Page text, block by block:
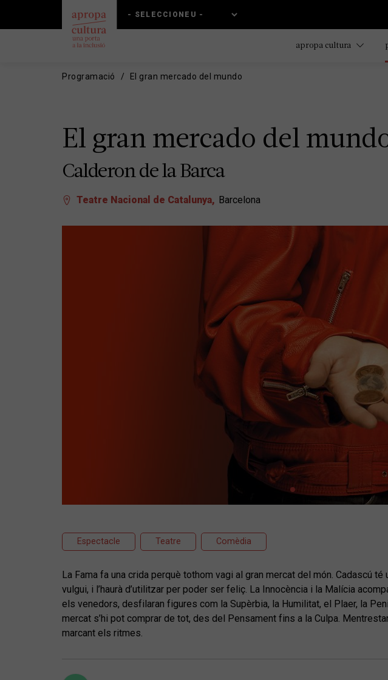
contingut
main
apropa cultura
Programació El gran mercado del mundo
El gran mercado del
Calderon de la Barca
Teatre Nacional de Catalunya Barcelona
Espectacle Teatre Comèdia
La Fama fa una crida perquè tothom vagi al gran mercat del món. Cadascú
vulgui, i l’haurà d’utilitzar per poder ser feliç. La Innocència i la Malícia
els venedors, desfilaran figures com la Supèrbia, la Humilitat, el Plaer, la
mercat s’hi pot comprar de tot, des del Pensament fins a la Culpa.
marcant els ritmes.